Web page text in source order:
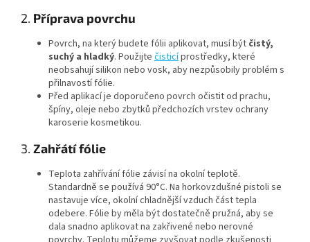
2. Příprava povrchu
Povrch, na který budete fólii aplikovat, musí být čistý,
suchý a hladký. Použijte čisticíprostředky, které
neobsahují silikon nebo vosk, aby nezpůsobily problém s
přilnavostí fólie.
Před aplikací je doporučeno povrch očistit od prachu,
špíny, oleje nebo zbytků předchozích vrstev ochrany
karoserie kosmetikou.
3. Zahřátí fólie
Teplota zahřívání fólie závisí na okolní teplotě.
Standardně se používá 90°C. Na horkovzdušné pistoli se
nastavuje více, okolní chladnější vzduch část tepla
odebere. Fólie by měla být dostatečně pružná, aby se
dala snadno aplikovat na zakřivené nebo nerovné